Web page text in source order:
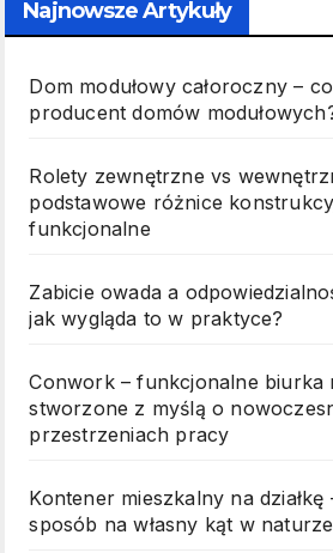
Najnowsze Artykuły
Dom modułowy całoroczny –
producent domów
Rolety zewnętrzne vs
podstawowe różnice
funkcjonalne
Zabicie owada a
jak wygląda to w praktyce?
Conwork – funkcjonalne biurka
stworzone z myślą o
przestrzeniach pracy
Kontener mieszkalny na działkę
sposób na własny kąt w naturze